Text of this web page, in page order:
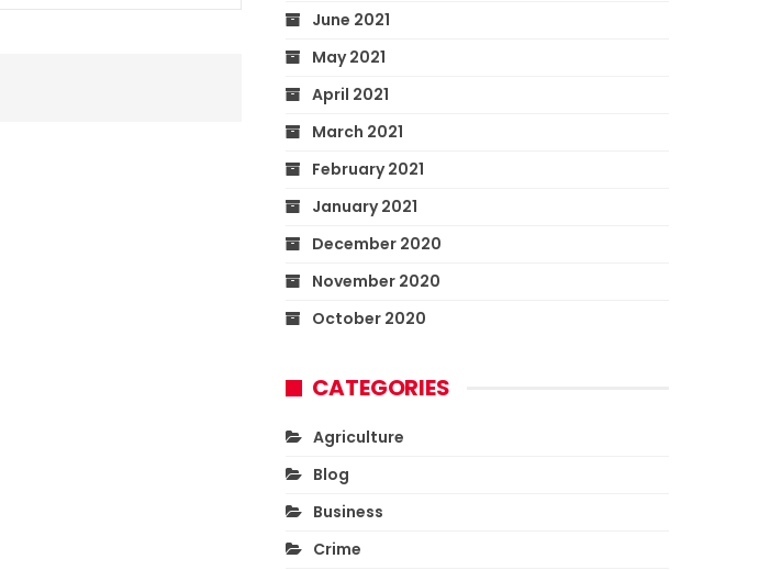
June 2021
May 2021
April 2021
March 2021
February 2021
January 2021
December 2020
November 2020
October 2020
CATEGORIES
Agriculture
Blog
Business
Crime